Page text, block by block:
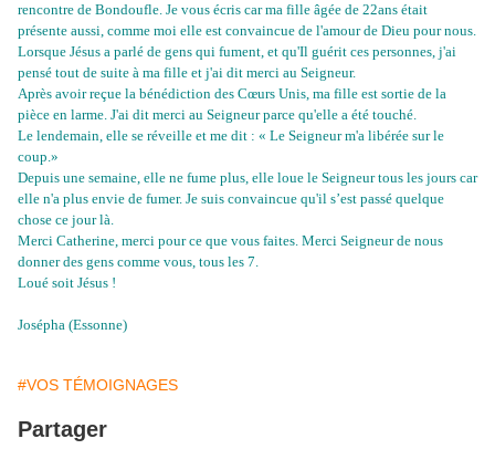
rencontre de Bondoufle. Je vous écris car ma fille âgée de 22ans était
présente aussi, comme moi elle est convaincue de l'amour de Dieu pour nous.
Lorsque Jésus a parlé de gens qui fument, et qu'Il guérit ces personnes, j'ai
pensé tout de suite à ma fille et j'ai dit merci au Seigneur.
Après avoir reçue la bénédiction des Cœurs Unis, ma fille est sortie de la
pièce en larme. J'ai dit merci au Seigneur parce qu'elle a été touché.
Le lendemain, elle se réveille et me dit : « Le Seigneur m'a libérée sur le
coup.»
Depuis une semaine, elle ne fume plus, elle loue le Seigneur tous les jours car
elle n'a plus envie de fumer. Je suis convaincue qu'il s’est passé quelque
chose ce jour là.
Merci Catherine, merci pour ce que vous faites. Merci Seigneur de nous
donner des gens comme vous, tous les 7.
Loué soit Jésus !
Josépha (Essonne)
#VOS TÉMOIGNAGES
Partager